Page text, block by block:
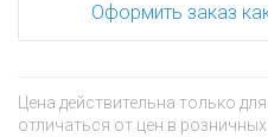
Оформить заказ
Цена действительна только
отличаться от цен в розничных